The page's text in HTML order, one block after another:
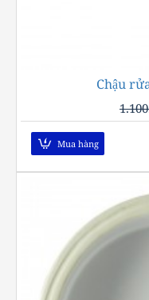
Chậu
Mua hàng